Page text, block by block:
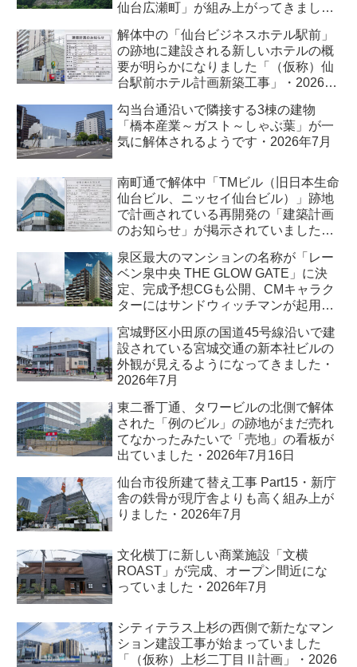
仙台広瀬町」が組み上がってきまし
解体中の「仙台ビジネスホテル駅前」
の跡地に建設される新しいホテルの概
要が明らかになりました「（仮称）仙
台駅前ホテル計画新築工事」・2026年
勾当台通沿いで隣接する3棟の建物
「橋本産業～ガスト～しゃぶ葉」が一
気に解体されるようです・2026年7月
南町通で解体中「TMビル（旧日本生命
仙台ビル、ニッセイ仙台ビル）」跡地
で計画されている再開発の「建築計画
のお知らせ」が掲示されていました・
泉区最大のマンションの名称が「レー
ベン泉中央 THE GLOW GATE」に決
定、完成予想CGも公開、CMキャラク
ターにはサンドウィッチマンが起用さ
宮城野区小田原の国道45号線沿いで建
設されている宮城交通の新本社ビルの
外観が見えるようになってきました・
2026年7月
東二番丁通、タワービルの北側で解体
された「例のビル」の跡地がまだ売れ
てなかったみたいで「売地」の看板が
出ていました・2026年7月16日
仙台市役所建て替え工事 Part15・新庁
舎の鉄骨が現庁舎よりも高く組み上が
りました・2026年7月
文化横丁に新しい商業施設「文横
ROAST」が完成、オープン間近にな
っていました・2026年7月
シティテラス上杉の西側で新たなマン
ション建設工事が始まっていました
「（仮称）上杉二丁目Ⅱ計画」・2026